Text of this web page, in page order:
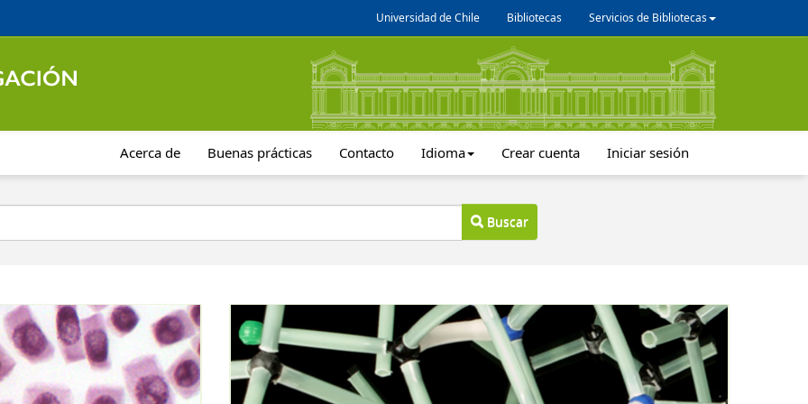
Universidad de Chile Bibliotecas Servicios de Bibliotecas
Acerca de Buenas prácticas Contacto Idioma Crear cuenta Iniciar sesión
Buscar